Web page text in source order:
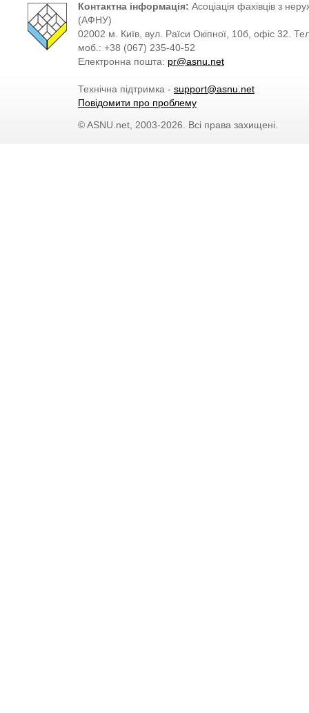
Контактна інформація: Асоціація фахівців з
(АФНУ)
02002 м. Київ, вул. Раїси Окіпної, 10б, офіс 32.
моб.: +38 (067) 235-40-52
Електронна пошта: pr@asnu.net
Технічна підтримка - support@asnu.net
Повідомити про проблему
© ASNU.net, 2003-2026. Всі права захищені.